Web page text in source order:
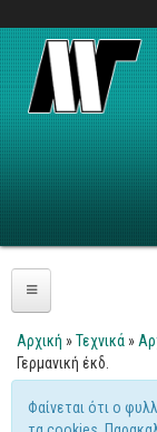
Πληροφορική
Λειτουργικά
Windows
Είστε εδώ
Αρχική »Τεχνικά »
Γερμανική έκδ.
Φαίνεται ότι ο